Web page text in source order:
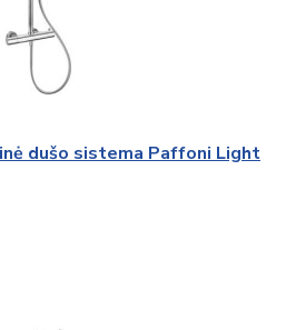
dušo sistema Paffoni Light